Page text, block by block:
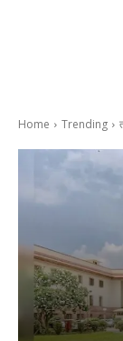
Home Trending